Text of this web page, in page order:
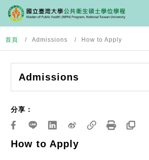
首頁 Admissions How to Apply
Admissions
How to Apply
分享：